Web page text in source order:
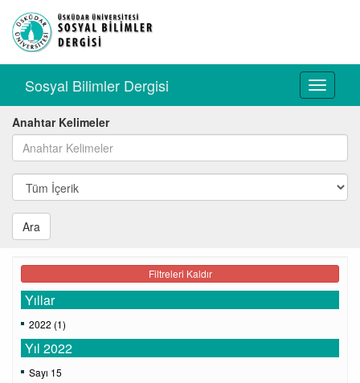
Toggle
Sosyal Bilimler Dergisi
Anahtar Kelimeler
Ara
Filtreleri Kaldır
Yıllar
2022 (1)
Yıl 2022
Sayı 15